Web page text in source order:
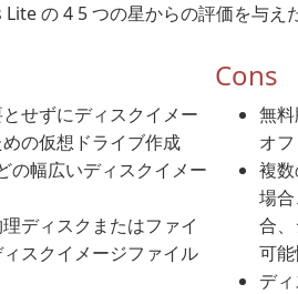
の 4 5 つの星からの評価を与えた
せずにディスクイメー
の仮想ドライブ作成
の幅広いディスクイメー
ディスクまたはファイ
スクイメージファイル
Cons
無
オ
複
場
合
可
デ